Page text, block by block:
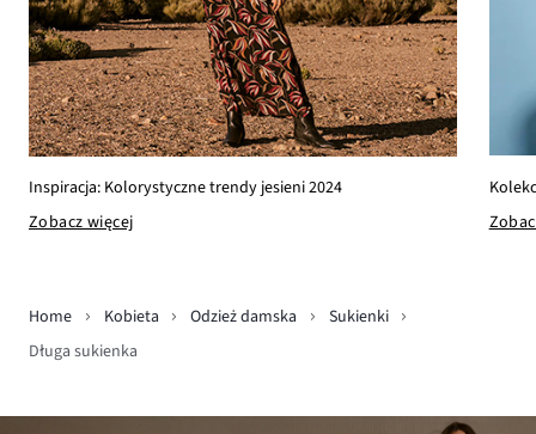
Inspiracja: Kolorystyczne trendy jesieni 2024
Zobacz więcej
Home Kobieta Odzież damska
Sukienki
Długa sukienka